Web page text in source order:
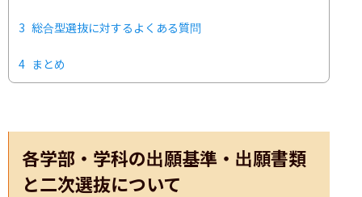
3 総合型選抜に対するよくある質問
4 まとめ
各学部・学科の出願基準・出願書類
と二次選抜について